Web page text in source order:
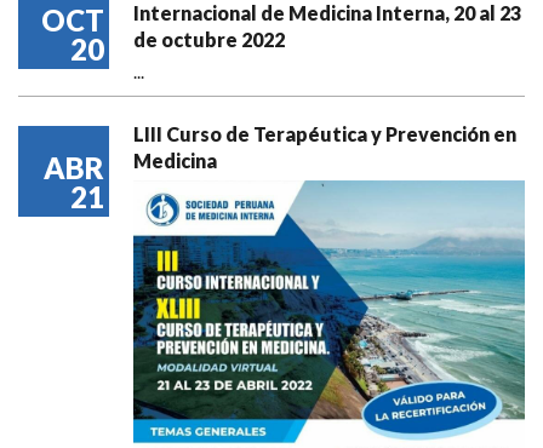
OCT
20
Internacional de Medicina Interna, 20 al 23
de octubre 2022
...
ABR
21
LIII Curso de Terapéutica y Prevención en
Medicina